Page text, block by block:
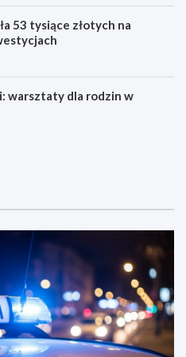
53 tysiące złotych na
warsztaty dla rodzin w